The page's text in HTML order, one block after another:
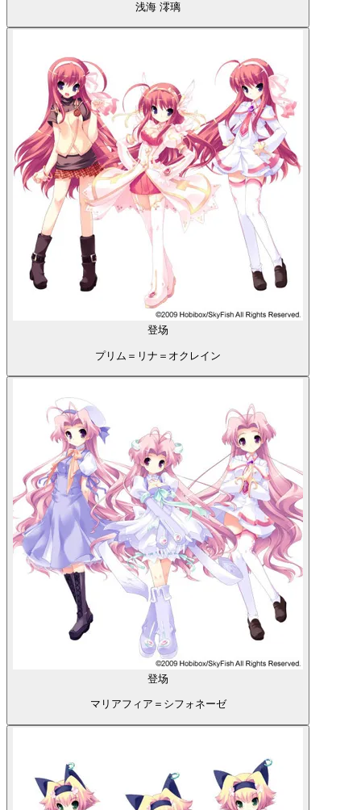
浅海 澪璃
登场
プリム＝リナ＝オクレイン
登场
マリアフィア＝シフォネーゼ